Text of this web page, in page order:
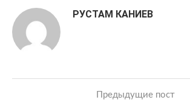
РУСТАМ КАНИЕВ
Предыдущие пост